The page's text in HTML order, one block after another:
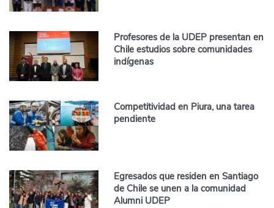
Profesores de la UDEP presentan en
Chile estudios sobre comunidades
indígenas
Competitividad en Piura, una tarea
pendiente
Egresados que residen en Santiago
de Chile se unen a la comunidad
Alumni UDEP